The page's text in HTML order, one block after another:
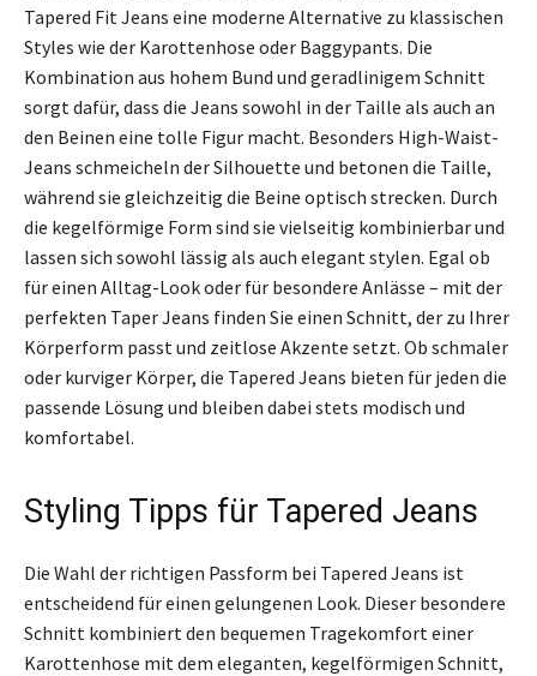
Tapered Fit Jeans eine moderne Alternative zu klassischen
Styles wie der Karottenhose oder Baggypants. Die
Kombination aus hohem Bund und geradlinigem Schnitt
sorgt dafür, dass die Jeans sowohl in der Taille als auch an
den Beinen eine tolle Figur macht. Besonders High-Waist-
Jeans schmeicheln der Silhouette und betonen die Taille,
während sie gleichzeitig die Beine optisch strecken. Durch
die kegelförmige Form sind sie vielseitig kombinierbar und
lassen sich sowohl lässig als auch elegant stylen. Egal ob
für einen Alltag-Look oder für besondere Anlässe – mit der
perfekten Taper Jeans finden Sie einen Schnitt, der zu Ihrer
Körperform passt und zeitlose Akzente setzt. Ob schmaler
oder kurviger Körper, die Tapered Jeans bieten für jeden die
passende Lösung und bleiben dabei stets modisch und
komfortabel.
Styling Tipps für Tapered Jeans
Die Wahl der richtigen Passform bei Tapered Jeans ist
entscheidend für einen gelungenen Look. Dieser besondere
Schnitt kombiniert den bequemen Tragekomfort einer
Karottenhose mit dem eleganten, kegelförmigen Schnitt,